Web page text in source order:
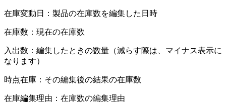
在庫変動日：製品の在庫数を編集した日時
在庫数：現在の在庫数
入出数：編集したときの数量（減らす際は、マイナス表示に
なります）
時点在庫：その編集後の結果の在庫数
在庫編集理由：在庫数の編集理由